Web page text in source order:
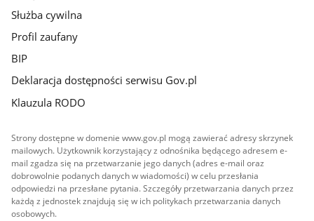
Służba cywilna
Profil zaufany
BIP
Deklaracja dostępności serwisu Gov.pl
Klauzula RODO
Strony dostępne w domenie www.gov.pl mogą zawierać adresy skrzynek
mailowych. Użytkownik korzystający z odnośnika będącego adresem e-
mail zgadza się na przetwarzanie jego danych (adres e-mail oraz
dobrowolnie podanych danych w wiadomości) w celu przesłania
odpowiedzi na przesłane pytania. Szczegóły przetwarzania danych przez
każdą z jednostek znajdują się w ich politykach przetwarzania danych
osobowych.